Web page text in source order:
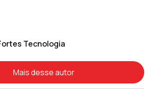
Tecnologia
Mais desse autor